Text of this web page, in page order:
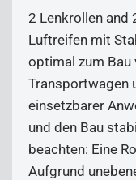
2 Lenkrollen and
Luftreifen mit
optimal zum Bau
Transportwagen
einsetzbarer
und den Bau
beachten: Eine
Aufgrund